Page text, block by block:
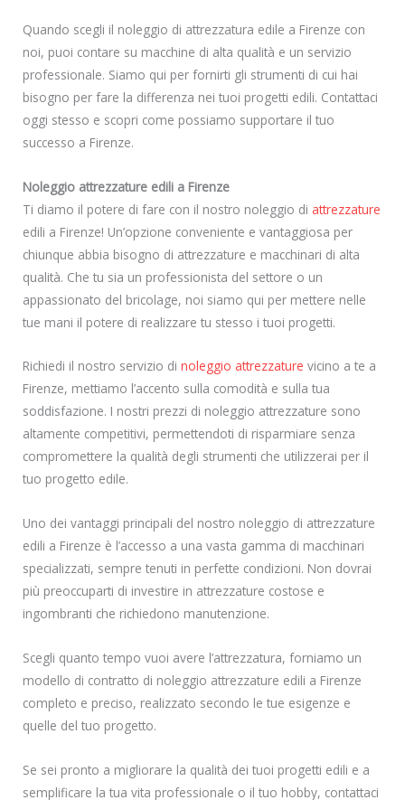
Quando scegli il noleggio di attrezzatura edile a Firenze con
noi, puoi contare su macchine di alta qualità e un servizio
professionale. Siamo qui per fornirti gli strumenti di cui hai
bisogno per fare la differenza nei tuoi progetti edili. Contattaci
oggi stesso e scopri come possiamo supportare il tuo
successo a Firenze.
Noleggio attrezzature edili a Firenze
Ti diamo il potere di fare con il nostro noleggio di attrezzature
edili a Firenze! Un’opzione conveniente e vantaggiosa per
chiunque abbia bisogno di attrezzature e macchinari di alta
qualità. Che tu sia un professionista del settore o un
appassionato del bricolage, noi siamo qui per mettere nelle
tue mani il potere di realizzare tu stesso i tuoi progetti.
Richiedi il nostro servizio di noleggio attrezzature vicino a te a
Firenze, mettiamo l’accento sulla comodità e sulla tua
soddisfazione. I nostri prezzi di noleggio attrezzature sono
altamente competitivi, permettendoti di risparmiare senza
compromettere la qualità degli strumenti che utilizzerai per il
tuo progetto edile.
Uno dei vantaggi principali del nostro noleggio di attrezzature
edili a Firenze è l’accesso a una vasta gamma di macchinari
specializzati, sempre tenuti in perfette condizioni. Non dovrai
più preoccuparti di investire in attrezzature costose e
ingombranti che richiedono manutenzione.
Scegli quanto tempo vuoi avere l’attrezzatura, forniamo un
modello di contratto di noleggio attrezzature edili a Firenze
completo e preciso, realizzato secondo le tue esigenze e
quelle del tuo progetto.
Se sei pronto a migliorare la qualità dei tuoi progetti edili e a
semplificare la tua vita professionale o il tuo hobby, contattaci